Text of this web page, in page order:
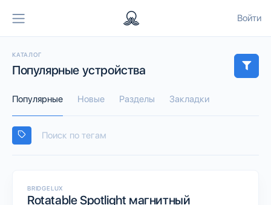
Войти
КАТАЛОГ
Популярные устройства
Популярные Новые Разделы Закладки
BRIDGELUX
Rotatable Spotlight магнитный